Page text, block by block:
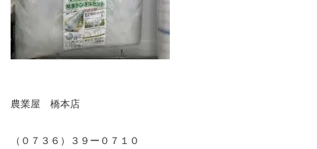
農業屋 橋本店
（０７３６）３９ー０７１０